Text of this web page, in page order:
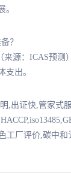
。
？
源：ICAS预
支出。
,出证快,管家式
工厂评价,碳中和